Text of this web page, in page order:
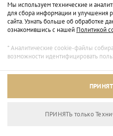
Мы используем технические и
для сбора информации и улучшения
сайта. Узнать больше об обработке
ознакомившись с нашей Политикой
* Аналитические cookie-файлы
возможности идентифицировать
ПРИНЯТЬ только